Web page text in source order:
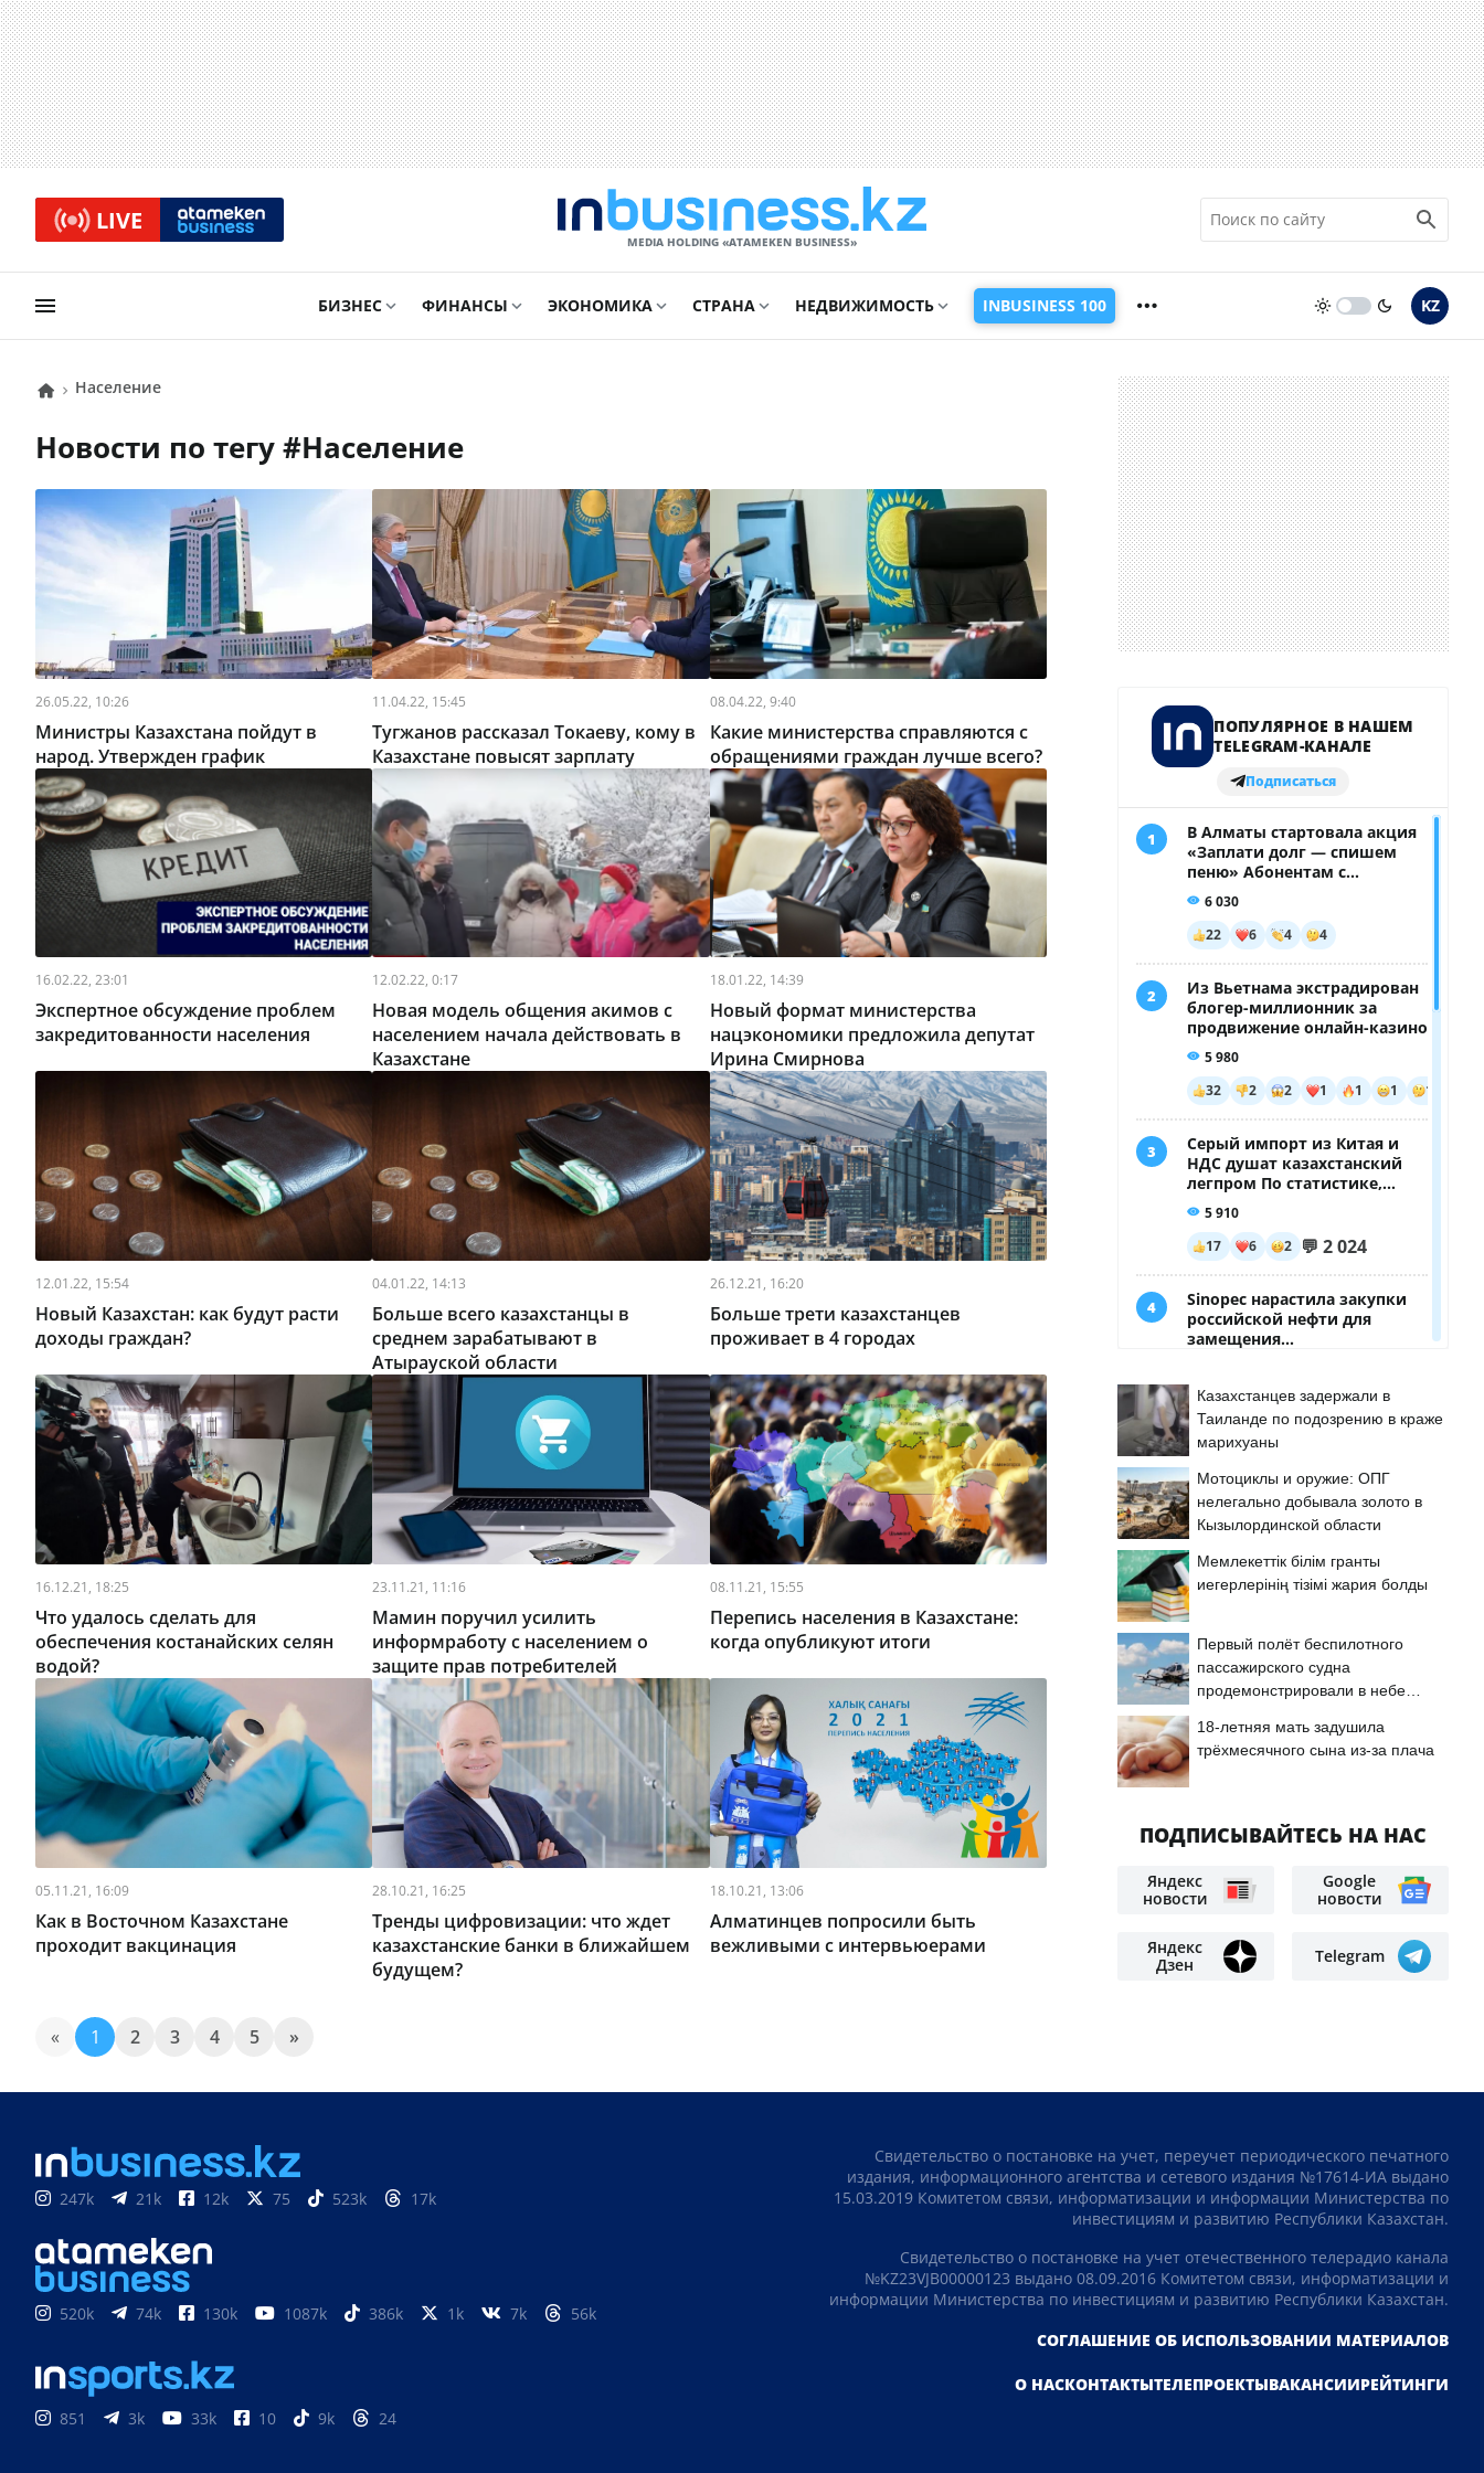
LIVE
MEDIA HOLDING «ATAMEKЕN BUSINESS»
БИЗНЕС ФИНАНСЫ ЭКОНОМИКА СТРАНА НЕДВИЖИМОСТЬ INBUSINESS 100 KZ
Население
Новости по тегу # Население
26.05.22, 10:26
Министры Казахстана пойдут в
народ. Утвержден график
11.04.22, 15:45
Тугжанов рассказал Токаеву, кому в
Казахстане повысят зарплату
08.04.22, 9:40
Какие министерства справляются с
обращениями граждан лучше всего?
16.02.22, 23:01
Экспертное обсуждение проблем
закредитованности населения
12.02.22, 0:17
Новая модель общения акимов с
населением начала действовать в
Казахстане
18.01.22, 14:39
Новый формат министерства
нацэкономики предложила депутат
Ирина Смирнова
12.01.22, 15:54
Новый Казахстан: как будут расти
доходы граждан?
04.01.22, 14:13
Больше всего казахстанцы в
среднем зарабатывают в
Атырауской области
26.12.21, 16:20
Больше трети казахстанцев
проживает в 4 городах
16.12.21, 18:25
Что удалось сделать для
обеспечения костанайских селян
водой?
23.11.21, 11:16
Мамин поручил усилить
информработу с населением о
защите прав потребителей
08.11.21, 15:55
Перепись населения в Казахстане:
когда опубликуют итоги
05.11.21, 16:09
Как в Восточном Казахстане
проходит вакцинация
28.10.21, 16:25
Тренды цифровизации: что ждет
казахстанские банки в ближайшем
будущем?
18.10.21, 13:06
Алматинцев попросили быть
вежливыми с интервьюерами
« 1 2 3 4 5 »
Казахстанцев задержали в
Таиланде по подозрению в краже
марихуаны
Мотоциклы и оружие: ОПГ
нелегально добывала золото в
Кызылординской области
Мемлекеттік білім гранты
иегерлерінің тізімі жария болды
Первый полёт беспилотного
пассажирского судна
продемонстрировали в небе
18-летняя мать задушила
трёхмесячного сына из-за плача
ПОДПИСЫВАЙТЕСЬ НА НАС
Яндекс
новости
Google
новости
Яндекс
Дзен
Telegram
247k 21k 12k 75 523k 17k
520k 74k 130k 1087k 386k 1k 7k 56k
851 3k 33k 10 9k 24
Свидетельство о постановке на учет, переучет периодического печатного
издания, информационного агентства и сетевого издания №17614-ИА выдано
15.03.2019 Комитетом связи, информатизации и информации Министерства по
инвестициям и развитию Республики Казахстан.
Свидетельство о постановке на учет отечественного телерадио канала
№KZ23VJB00000123 выдано 08.09.2016 Комитетом связи, информатизации и
информации Министерства по инвестициям и развитию Республики Казахстан.
СОГЛАШЕНИЕ ОБ ИСПОЛЬЗОВАНИИ МАТЕРИАЛОВ
О НАСКОНТАКТЫТЕЛЕПРОЕКТЫВАКАНСИИРЕЙТИНГИ